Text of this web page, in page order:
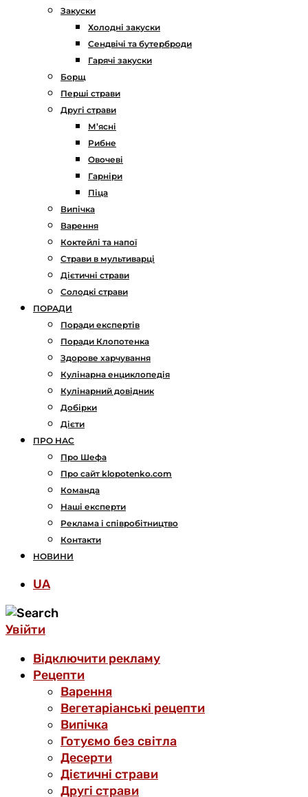
Закуски
Холодні закуски
Сендвічі та бутерброди
Гарячі закуски
Борщ
Перші страви
Другі страви
М’ясні
Рибне
Овочеві
Гарніри
Піца
Випічка
Варення
Коктейлі та напої
Страви в мультиварці
Дієтичні страви
Солодкі страви
ПОРАДИ
Поради експертів
Поради Клопотенка
Здорове харчування
Кулінарна енциклопедія
Кулінарний довідник
Добірки
Дієти
ПРО НАС
Про Шефа
Про сайт klopotenko.com
Команда
Наші експерти
Реклама і співробітництво
Контакти
НОВИНИ
UA
Увійти
Відключити рекламу
Рецепти
Варення
Вегетаріанські рецепти
Випічка
Готуємо без світла
Десерти
Дієтичні страви
Другі страви